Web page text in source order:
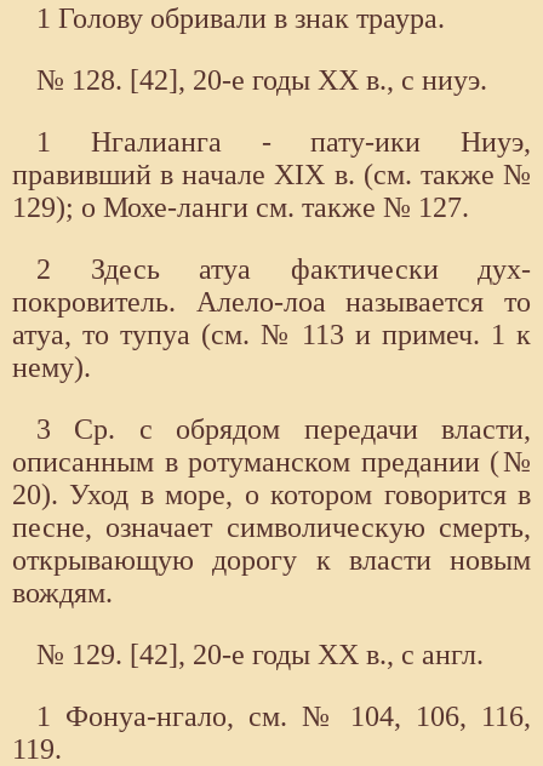
1 Голову обривали в знак траура.
№ 128. [42], 20-е годы XX в., с ниуэ.
1 Нгалианга - пату-ики Ниуэ,
правивший в начале XIX в. (см. также №
129); о Мохе-ланги см. также № 127.
2 Здесь атуа фактически дух-
покровитель. Алело-лоа называется то
атуа, то тупуа (см. № 113 и примеч. 1 к
нему).
3 Ср. с обрядом передачи власти,
описанным в ротуманском предании (№
20). Уход в море, о котором говорится в
песне, означает символическую смерть,
открывающую дорогу к власти новым
вождям.
№ 129. [42], 20-е годы XX в., с англ.
1 Фонуа-нгало, см. № 104, 106, 116,
119.